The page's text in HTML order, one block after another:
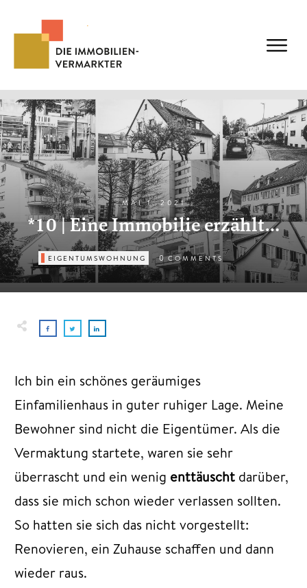
MAI 1, 2021
*10 | Eine Immobilie erzählt…
EIGENTUMSWOHNUNG 0 COMMENTS
Ich bin ein schönes geräumiges
Einfamilienhaus in guter ruhiger Lage. Meine
Bewohner sind nicht die Eigentümer. Als die
Vermaktung startete, waren sie sehr
überrascht und ein wenig enttäuscht darüber,
dass sie mich schon wieder verlassen sollten.
So hatten sie sich das nicht vorgestellt:
Renovieren, ein Zuhause schaffen und dann
wieder raus.